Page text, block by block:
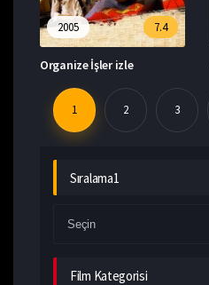
7.4
2005
Organize İşler izle
1 2 3
Sıralama1
Film Kategorisi